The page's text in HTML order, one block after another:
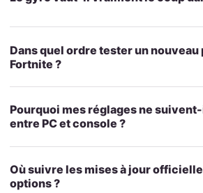
Dans quel ordre tester un nouveau
Fortnite ?
Pourquoi mes réglages ne
entre PC et console ?
Où suivre les mises à jour
options ?